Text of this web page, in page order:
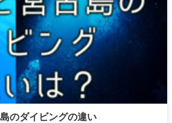
のダイビングの違い